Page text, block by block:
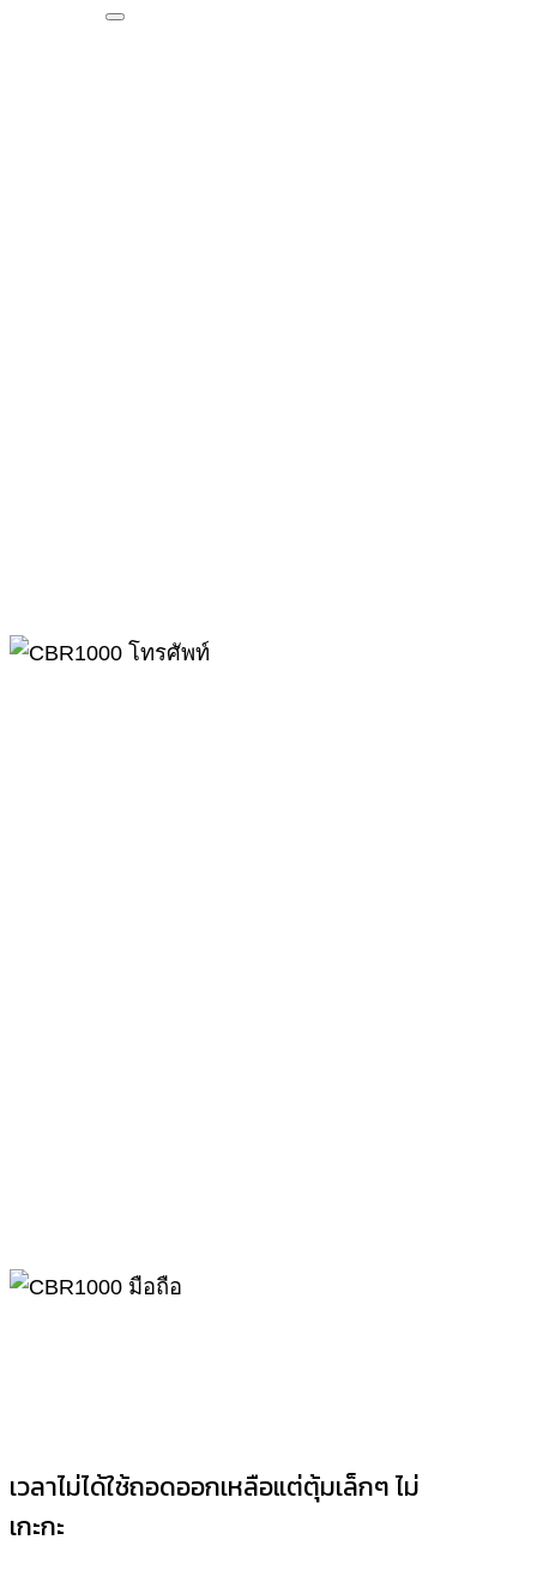
เวลาไม่ได้ใช้ถอดออกเหลือแต่ตุ้มเล็กๆ ไม่
เกะกะ